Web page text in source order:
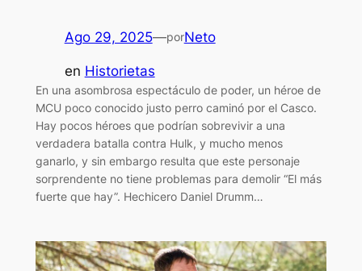
Ago 29, 2025—porNeto
en Historietas
En una asombrosa espectáculo de poder, un héroe de
MCU poco conocido justo perro caminó por el Casco.
Hay pocos héroes que podrían sobrevivir a una
verdadera batalla contra Hulk, y mucho menos
ganarlo, y sin embargo resulta que este personaje
sorprendente no tiene problemas para demolir “El más
fuerte que hay”. Hechicero Daniel Drumm…